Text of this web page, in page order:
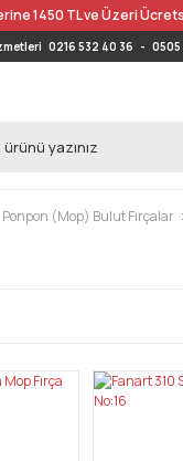
1450 TL ve Üzeri
0216 532 40 36 - 0505
Ponpon (Mop) Bulut Fırçalar